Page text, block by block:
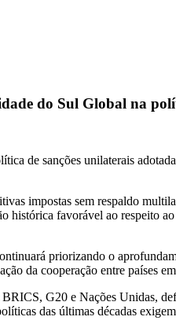
do Sul Global na
de sanções unilaterais
impostas sem respaldo
histórica favorável ao respeito
priorizando o
da cooperação entre países
G20 e Nações Unidas,
das últimas décadas